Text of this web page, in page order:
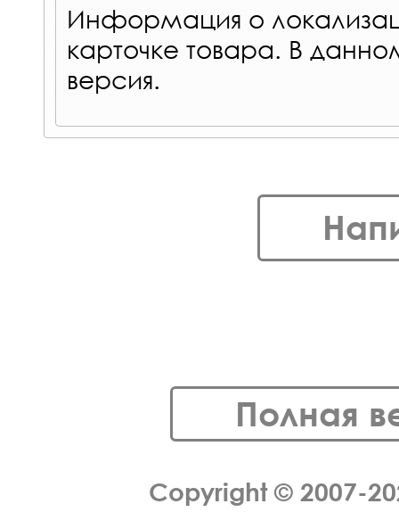
Информация о
карточке товара. В
версия.
Полная
Copyright © 2007-